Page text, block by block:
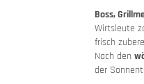
Boss,
Wirtsleute
frisch
Nach den
der